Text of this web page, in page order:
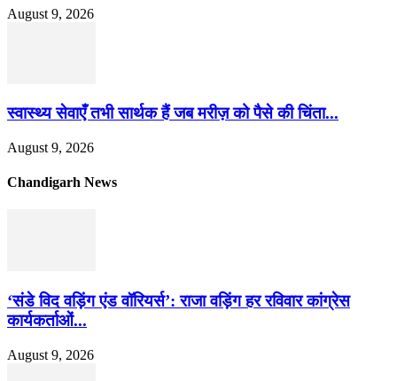
August 9, 2026
स्वास्थ्य सेवाएँ तभी सार्थक हैं जब मरीज़ को पैसे की चिंता...
August 9, 2026
Chandigarh News
‘संडे विद वड़िंग एंड वॉरियर्स’: राजा वड़िंग हर रविवार कांग्रेस
कार्यकर्ताओं...
August 9, 2026